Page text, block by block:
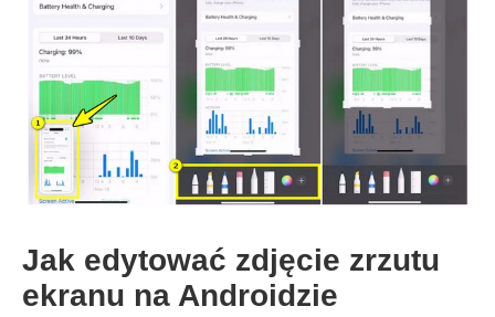
Jak edytować zdjęcie zrzutu
ekranu na Androidzie